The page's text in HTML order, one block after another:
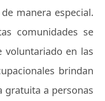
manera especial.
comunidades se
voluntariado en las
brindan
gratuita a personas